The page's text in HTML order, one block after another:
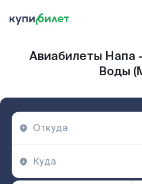
Авиабилеты Напа
Воды